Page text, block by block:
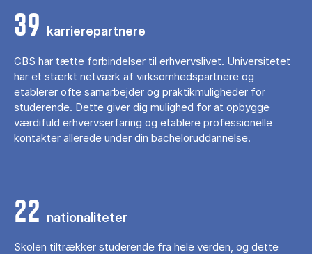
39 karrierepartnere
CBS har tætte forbindelser til erhvervslivet. Universitetet
har et stærkt netværk af virksomhedspartnere og
etablerer ofte samarbejder og praktikmuligheder for
studerende. Dette giver dig mulighed for at opbygge
værdifuld erhvervserfaring og etablere professionelle
kontakter allerede under din bacheloruddannelse.
22 nationaliteter
Skolen tiltrækker studerende fra hele verden, og dette